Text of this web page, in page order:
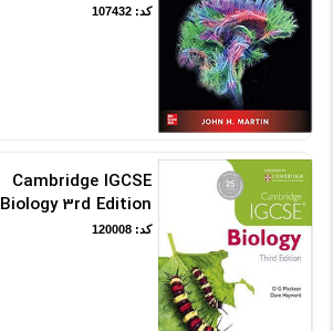
کد: 107432
Cambridge IGCSE
Biology 3rd Edition
کد: 120008